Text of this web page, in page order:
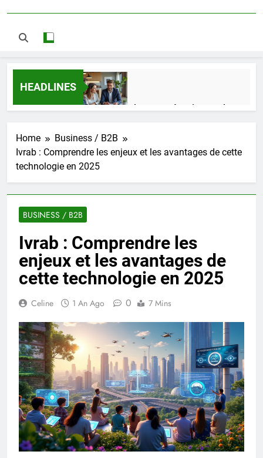
HEADLINES
Guide complet pour réussir un achat
1 Semaine Ago
Quel est le salaire de Myriam Seurat en
2025 ?
4 Mois Ago
fonctionnalités clés et avantages
4 Mois Ago
Découvrez notre test d’orientation
gratuit spécialement conçu pour
collégiens et lycéens
4 Mois Ago
Liste complète des marques
Home
Business / B2B
Ivrab : Comprendre les enjeux et les avantages de cette
technologie en 2025
BUSINESS / B2B
Ivrab : Comprendre les
enjeux et les avantages de
cette technologie en 2025
Celine 1 An Ago 0 7 Mins